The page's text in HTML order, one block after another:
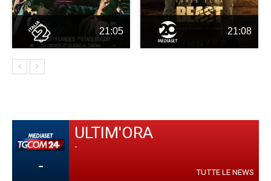
21:05 21:08
-
ULTIM'ORA
-
TUTTE LE NEWS